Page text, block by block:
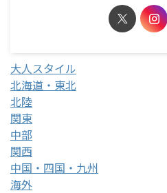
大人スタイル
北海道・東北
北陸
関東
中部
関西
中国・四国・九州
海外